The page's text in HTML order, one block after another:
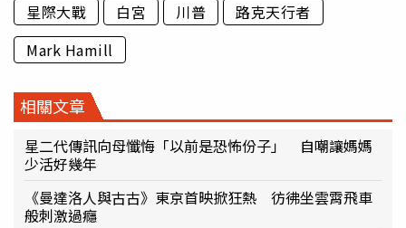
星際大戰 白宮 川普
路克天行者
Mark Hamill
相關文章
星二代傳訊向母懺悔「以前是恐怖份子」 自嘲讓媽媽
少活好幾年
《曼達洛人與古古》東京首映掀狂熱 彷彿坐雲霄飛車
般刺激過癮